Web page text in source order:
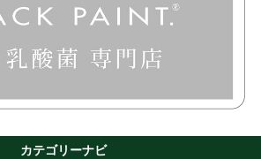
カテゴリーナビ